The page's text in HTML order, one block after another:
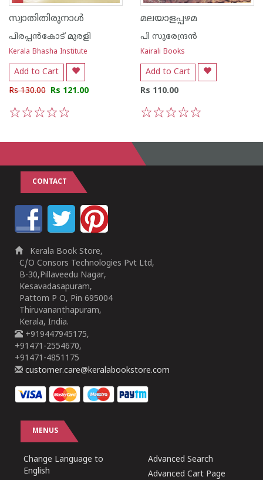
സ്വാതിതിരുനാള്‍
പിരപ്പന്‍കോട്‌ മുരളി
Kerala Bhasha Institute
Add to Cart
Rs 130.00 Rs 121.00
മലയാളപ്പഴമ
പി സുരേന്ദ്രന്‍
Kairali Books
Add to Cart
Rs 110.00
CONTACT
Kerala Book Store,
C/O Consors Technologies Pvt Ltd,
B-30,Pillaveedu Nagar,
Kesavadasapuram,
Pattom P O, Pin 695004
Thiruvananthapuram,
Kerala, India.
+919447945175,
+91471-2554670,
+91471-4851175
customer.care@keralabookstore.com
MENUS
Change Language to
English
Advanced Search
Advanced Cart Page